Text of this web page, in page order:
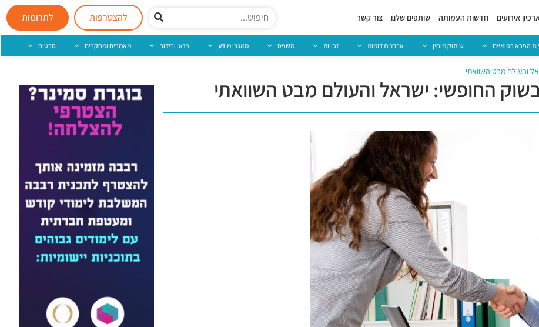
אירועים חדשות העמותה שותפים שלנו צור קשר להצטרפות לתרומות
הפרא רפואיים שיתוק מוחין אבחנות דומות זכויות משפט מאגרי מידע פנאי ובידור מאמרים ומחקרים סרטים
והעולם מבט השוואתי
החופשי: ישראל והעולם מבט השוואתי